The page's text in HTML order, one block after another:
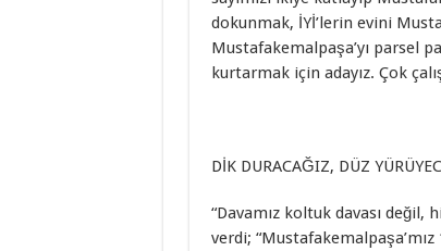
dokunmak, İYİ’lerin evini
Mustafakemalpaşa’yı parsel
kurtarmak için adayız. Çok
DİK DURACAĞIZ, DÜZ
“Davamız koltuk davası değil,
verdi;